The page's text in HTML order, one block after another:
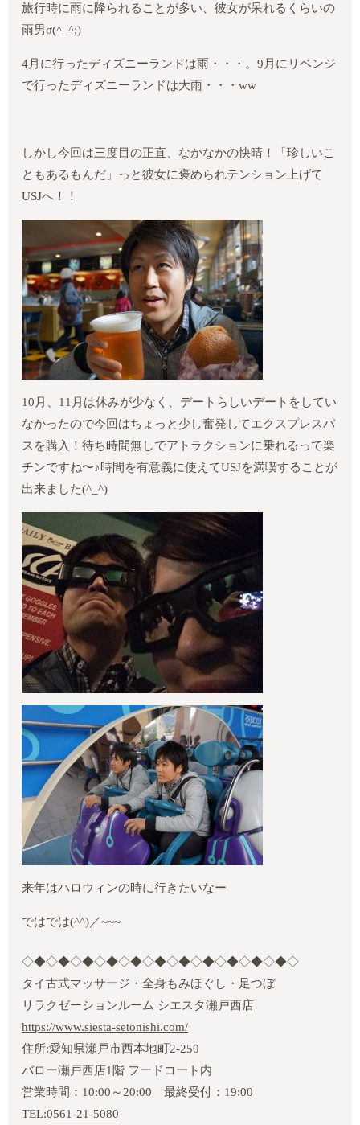
旅行時に雨に降られることが多い、彼女が呆れるくらいの
雨男σ(^_^;)
4月に行ったディズニーランドは雨・・・。9 月にリベンジ
で行ったディズニーランドは大雨・・・ww
しかし今回は三度目の正直、なかなかの快晴！「珍しいこ
ともあるもんだ」っと彼女に褒められテンション上げて
USJへ！！
10 月、 11 月は休みが少なく、デートらしいデートをしてい
なかったので今回はちょっと少し奮発してエクスプレスパ
スを購入！待ち時間無しでアトラクションに乗れるって楽
チンですね〜♪時間を有意義に使えてUSJを満喫することが
出来ました(^_^)
来年はハロウィンの時に行きたいなー
ではでは(^^)／~~~
◇◆◇◆◇◆◇◆◇◆◇◆◇◆◇◆◇◆◇◆◇◆◇
タイ古式マッサージ・全身もみほぐし・足つぼ
リラクゼーションルーム シエスタ瀬戸西店
https://www.siesta-setonishi.com/
住所:愛知県瀬戸市西本地町2‐250
バロー瀬戸西店1階 フードコート内
営業時間：10:00～20:00 最終受付：19:00
TEL:0561-21-5080